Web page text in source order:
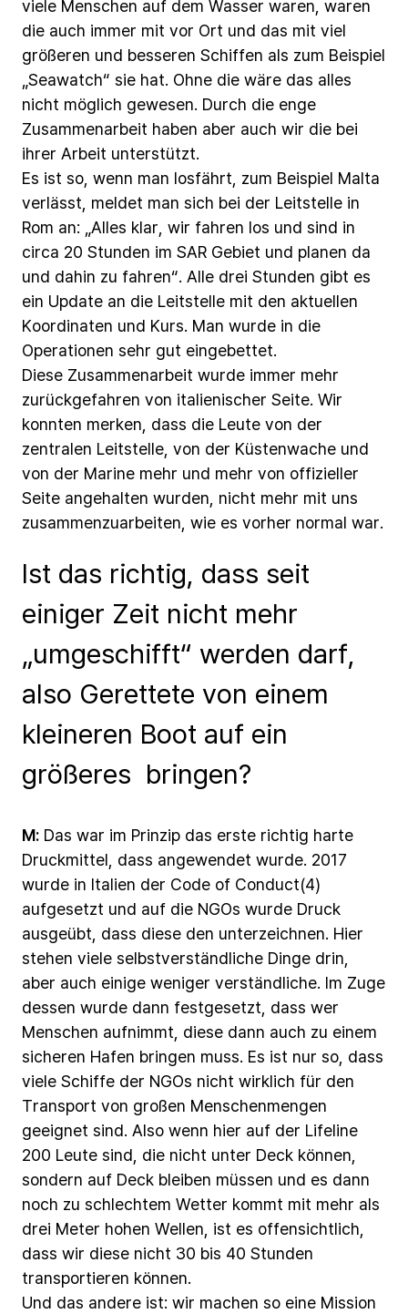
viele Menschen auf dem Wasser waren, waren
die auch immer mit vor Ort und das mit viel
größeren und besseren Schiffen als zum Beispiel
„Seawatch“ sie hat. Ohne die wäre das alles
nicht möglich gewesen. Durch die enge
Zusammenarbeit haben aber auch wir die bei
ihrer Arbeit unterstützt.
Es ist so, wenn man losfährt, zum Beispiel Malta
verlässt, meldet man sich bei der Leitstelle in
Rom an: „Alles klar, wir fahren los und sind in
circa 20 Stunden im SAR Gebiet und planen da
und dahin zu fahren“. Alle drei Stunden gibt es
ein Update an die Leitstelle mit den aktuellen
Koordinaten und Kurs. Man wurde in die
Operationen sehr gut eingebettet.
Diese Zusammenarbeit wurde immer mehr
zurückgefahren von italienischer Seite. Wir
konnten merken, dass die Leute von der
zentralen Leitstelle, von der Küstenwache und
von der Marine mehr und mehr von offizieller
Seite angehalten wurden, nicht mehr mit uns
zusammenzuarbeiten, wie es vorher normal war.
Ist das richtig, dass seit
einiger Zeit nicht mehr
„umgeschifft“ werden darf,
also Gerettete von einem
kleineren Boot auf ein
größeres bringen?
M: Das war im Prinzip das erste richtig harte
Druckmittel, dass angewendet wurde. 2017
wurde in Italien der Code of Conduct(4)
aufgesetzt und auf die NGOs wurde Druck
ausgeübt, dass diese den unterzeichnen. Hier
stehen viele selbstverständliche Dinge drin,
aber auch einige weniger verständliche. Im Zuge
dessen wurde dann festgesetzt, dass wer
Menschen aufnimmt, diese dann auch zu einem
sicheren Hafen bringen muss. Es ist nur so, dass
viele Schiffe der NGOs nicht wirklich für den
Transport von großen Menschenmengen
geeignet sind. Also wenn hier auf der Lifeline
200 Leute sind, die nicht unter Deck können,
sondern auf Deck bleiben müssen und es dann
noch zu schlechtem Wetter kommt mit mehr als
drei Meter hohen Wellen, ist es offensichtlich,
dass wir diese nicht 30 bis 40 Stunden
transportieren können.
Und das andere ist: wir machen so eine Mission